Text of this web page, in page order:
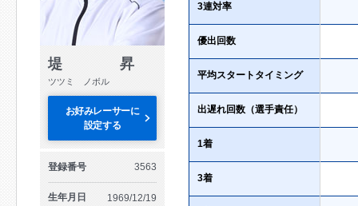
堤 昇
ツツミ ノボル
お好みレーサーに
設定する
登録番号 3563
生年月日 1969/12/19
3連対率
優出回数
平均スタートタイミング
出遅れ回数（選手責任）
1着
3着